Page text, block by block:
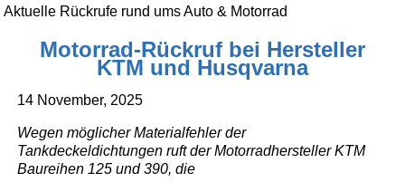
Aktuelle Rückrufe rund ums Auto & Motorrad
Motorrad-Rückruf bei Hersteller
KTM und Husqvarna
14 November, 2025
Wegen möglicher Materialfehler der
Tankdeckeldichtungen ruft der Motorradhersteller KTM
Baureihen 125 und 390, die